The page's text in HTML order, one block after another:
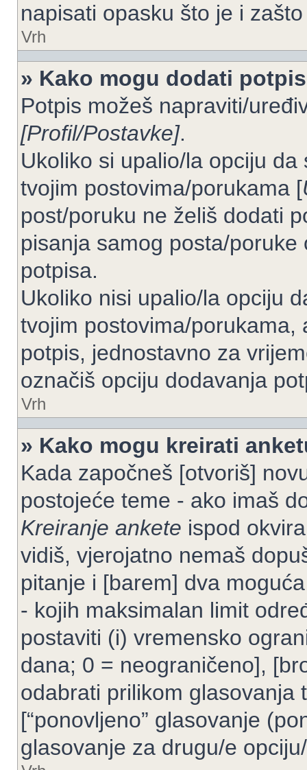
napisati opasku što je i
Vrh
» Kako mogu dodati
Potpis možeš napraviti/
[Profil/Postavke].
Ukoliko si upalio/la opciju
tvojim postovima/porukama [
post/poruku ne želiš dodati
pisanja samog posta/
potpisa.
Ukoliko nisi upalio/la opciju
tvojim postovima/
potpis, jednostavno za
označiš opciju dodavanja
Vrh
» Kako mogu kreirati
Kada započneš [otvoriš]
postojeće teme - ako imaš
Kreiranje ankete ispod
vidiš, vjerojatno nemaš
pitanje i [barem] dva
- kojih maksimalan limit
postaviti (i) vremensko
dana; 0 = neograničeno],
odabrati prilikom glasovanja
[“ponovljeno” glasovanje
glasovanje za drugu/e